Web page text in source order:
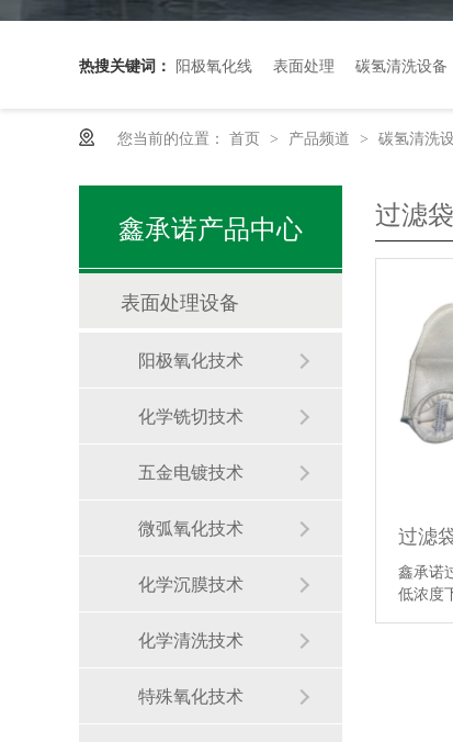
热搜关键词： 阳极氧化线 表面处理 碳氢清洗设备
碳氢清洗机设备厂商哪家好 碳氢清洗机购买 用于
您当前的位置： 首页 > 产品频道 > 碳氢清洗
过滤袋
过滤
鑫承诺
低浓度
鑫承诺产品中心
表面处理设备
阳极氧化技术
化学铣切技术
五金电镀技术
微弧氧化技术
化学沉膜技术
化学清洗技术
特殊氧化技术